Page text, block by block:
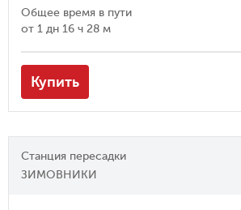
Общее время в пути
от 1 дн 16 ч 28 м
Купить
Станция пересадки
ЗИМОВНИКИ